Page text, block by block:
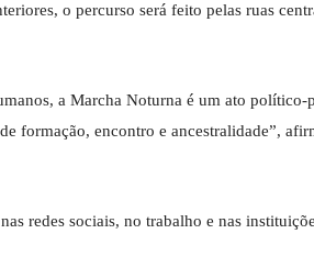
o percurso será feito pelas ruas
a Marcha Noturna é um ato político-
formação, encontro e ancestralidade”,
redes sociais, no trabalho e nas